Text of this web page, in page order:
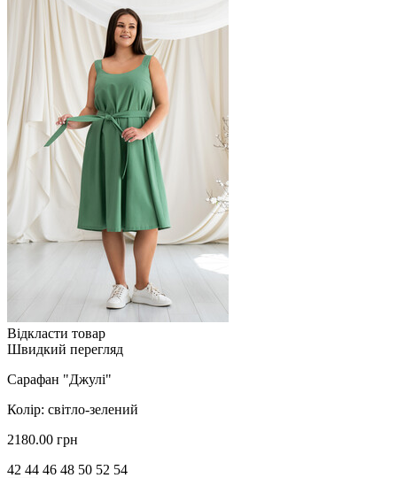
Відкласти товар
Швидкий перегляд
Сарафан "Джулі"
Колір: світло-зелений
2180.00 грн
42 44 46 48 50 52 54